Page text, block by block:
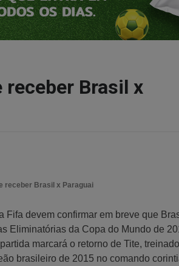
receber Brasil x
receber Brasil x Paraguai
Fifa devem confirmar em breve que
Eliminatórias da Copa do Mundo de
marcará o retorno de Tite,
brasileiro de 2015 no comando